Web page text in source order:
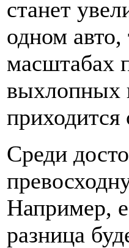
станет
одном
масштабах
выхлопных
приходится
Среди
Например,
разница